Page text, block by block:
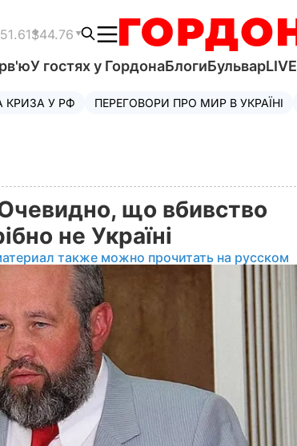
$44.76
У гостях у ГордонаБлогиБульварLIVE
КРИЗА У РФ ПЕРЕГОВОРИ ПРО МИР В УКРАЇНІ
що вбивство
не Україні
также можно прочитать на русском